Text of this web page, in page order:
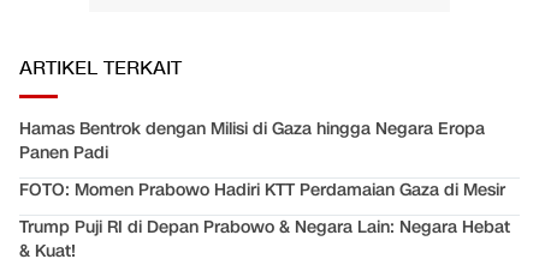
ARTIKEL TERKAIT
Hamas Bentrok dengan Milisi di Gaza hingga Negara Eropa
Panen Padi
FOTO: Momen Prabowo Hadiri KTT Perdamaian Gaza di Mesir
Trump Puji RI di Depan Prabowo & Negara Lain: Negara Hebat
& Kuat!